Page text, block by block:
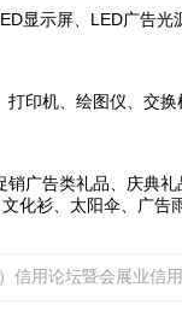
显示屏、LED广告光
打印机、绘图仪、交
销广告类礼品、庆典
化衫、太阳伞、广告
信用论坛暨会展业信